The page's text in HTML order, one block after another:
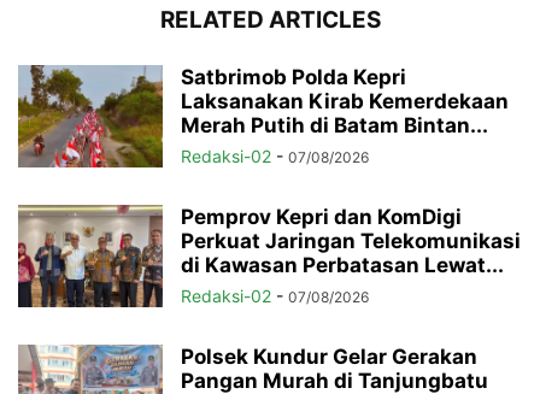
RELATED ARTICLES
Satbrimob Polda Kepri
Laksanakan Kirab Kemerdekaan
Merah Putih di Batam Bintan...
Redaksi-02 - 07/08/2026
Pemprov Kepri dan KomDigi
Perkuat Jaringan Telekomunikasi
di Kawasan Perbatasan Lewat...
Redaksi-02 - 07/08/2026
Polsek Kundur Gelar Gerakan
Pangan Murah di Tanjungbatu